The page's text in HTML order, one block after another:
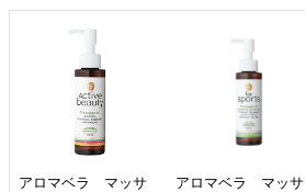
アロマベラ マッサ
アロマベラ マッサ